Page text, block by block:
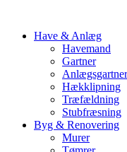
Have & Anlæg
Havemand
Gartner
Anlægsgartner
Hækklipning
Træfældning
Stubfræsning
Byg & Renovering
Murer